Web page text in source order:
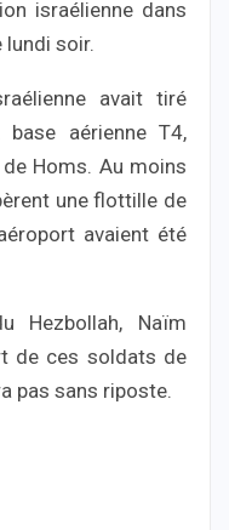
israélienne dans
lundi soir.
avait tiré
aérienne T4,
Homs. Au moins
une flottille de
avaient été
Hezbollah, Naïm
de ces soldats de
pas sans riposte.